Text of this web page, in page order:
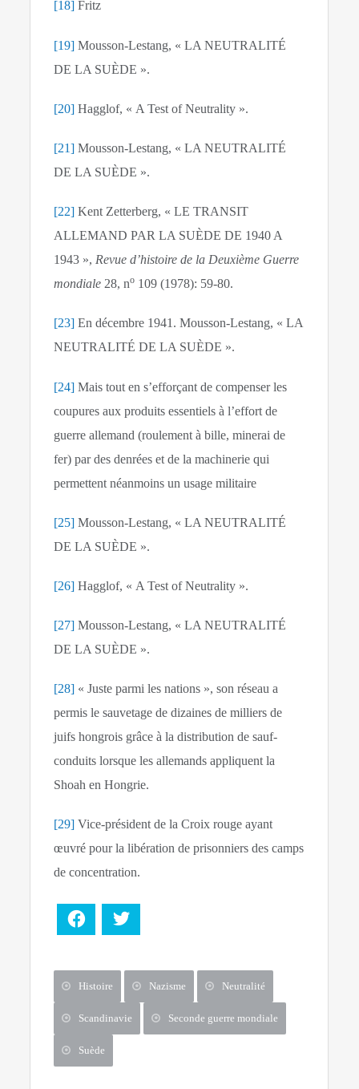
[18] Fritz
[19] Mousson-Lestang, « LA NEUTRALITÉ
DE LA SUÈDE ».
[20] Hagglof, « A Test of Neutrality ».
[21] Mousson-Lestang, « LA NEUTRALITÉ
DE LA SUÈDE ».
[22] Kent Zetterberg, « LE TRANSIT
ALLEMAND PAR LA SUÈDE DE 1940 A
1943 », Revue d’histoire de la Deuxième Guerre
mondiale 28, no 109 (1978): 59‑80.
[23] En décembre 1941. Mousson-Lestang, « LA
NEUTRALITÉ DE LA SUÈDE ».
[24] Mais tout en s’efforçant de compenser les
coupures aux produits essentiels à l’effort de
guerre allemand (roulement à bille, minerai de
fer) par des denrées et de la machinerie qui
permettent néanmoins un usage militaire
[25] Mousson-Lestang, « LA NEUTRALITÉ
DE LA SUÈDE ».
[26] Hagglof, « A Test of Neutrality ».
[27] Mousson-Lestang, « LA NEUTRALITÉ
DE LA SUÈDE ».
[28] « Juste parmi les nations », son réseau a
permis le sauvetage de dizaines de milliers de
juifs hongrois grâce à la distribution de sauf-
conduits lorsque les allemands appliquent la
Shoah en Hongrie.
[29] Vice-président de la Croix rouge ayant
œuvré pour la libération de prisonniers des camps
de concentration.
Facebook
Histoire Nazisme Neutralité
Scandinavie Seconde guerre mondiale
Suède